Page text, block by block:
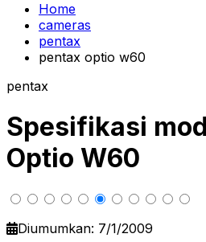
Home
cameras
pentax
pentax optio w60
pentax
Spesifikasi
Optio W60
Diumumkan: 7/1/2009